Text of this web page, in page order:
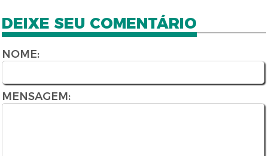
DEIXE SEU COMENTÁRIO
NOME:
MENSAGEM: